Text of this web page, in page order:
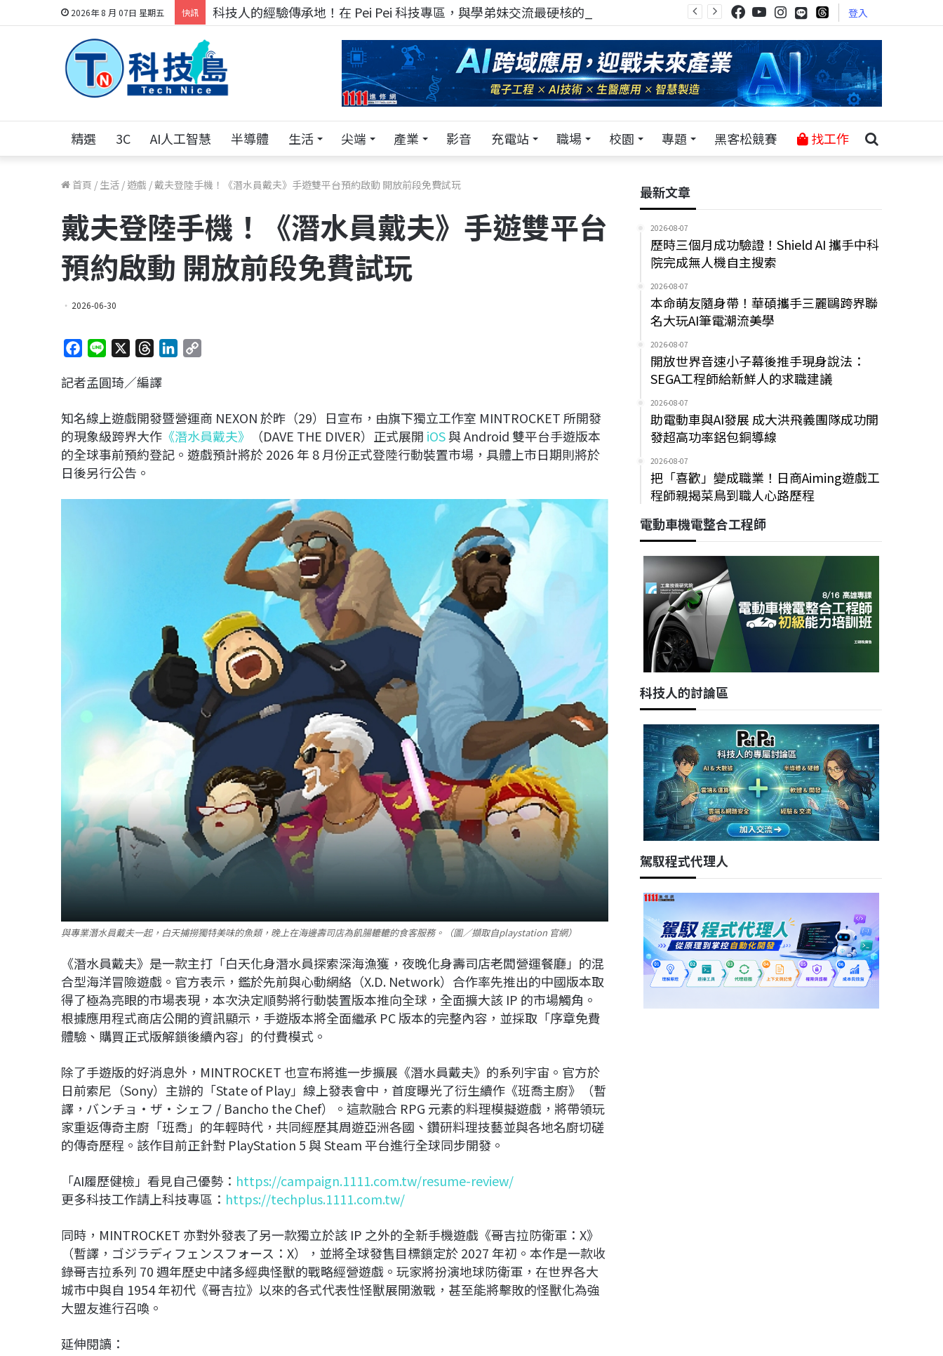
2026年 8 月 07日 星期五 快訊 科技人的經驗傳承地！在 Pei Pei 科技專區，與學弟妹交流最硬核的技術 登入
精選 3C AI人工智慧 半導體 生活 尖端 產業 影音 充電站 職場 校園 專題 黑客松競賽 找工作
首頁 / 生活 / 遊戲 /戴夫登陸手機！《潛水員戴夫》手遊雙平台預約啟動 開放前段免費試玩
戴夫登陸手機！《潛水員戴夫》手遊雙平台
預約啟動 開放前段免費試玩
2026-06-30
c
b
o
o
k
n
r
a
d
s
e
d
I
L
i
n
記者孟圓琦／編譯
知名線上遊戲開發暨營運商 NEXON 於昨（29）日宣布，由旗下獨立工作室 MINTROCKET 所開發
的現象級跨界大作 《潛水員戴夫》 （DAVE THE DIVER）正式展開 iOS與 Android 雙平台手遊版本
的全球事前預約登記。遊戲預計將於 2026 年 8 月份正式登陸行動裝置市場，具體上市日期則將於
日後另行公告。
與專業潛水員戴夫一起，白天捕撈獨特美味的魚類，晚上在海邊壽司店為飢腸轆轆的食客服務。（圖／擷取自playstation 官網）
《潛水員戴夫》是一款主打「白天化身潛水員探索深海漁獲，夜晚化身壽司店老闆營運餐廳」的混
合型海洋冒險遊戲。官方表示，鑑於先前與心動網絡（X.D. Network）合作率先推出的中國版本取
得了極為亮眼的市場表現，本次決定順勢將行動裝置版本推向全球，全面擴大該 IP 的市場觸角。
根據應用程式商店公開的資訊顯示，手遊版本將全面繼承 PC 版本的完整內容，並採取「序章免費
體驗、購買正式版解鎖後續內容」的付費模式。
除了手遊版的好消息外，MINTROCKET 也宣布將進一步擴展《潛水員戴夫》的系列宇宙。官方於
日前索尼（Sony）主辦的「State of Play」線上發表會中，首度曝光了衍生續作《班喬主廚》（暫
譯，バンチョ・ザ・シェフ / Bancho the Chef）。這款融合 RPG 元素的料理模擬遊戲，將帶領玩
家重返傳奇主廚「班喬」的年輕時代，共同經歷其周遊亞洲各國、鑽研料理技藝並與各地名廚切磋
的傳奇歷程。該作目前正針對 PlayStation 5 與 Steam 平台進行全球同步開發。
「AI履歷健檢」看見自己優勢： https://campaign.1111.com.tw/resume-review/
更多科技工作請上科技專區： https://techplus.1111.com.tw/
同時，MINTROCKET 亦對外發表了另一款獨立於該 IP 之外的全新手機遊戲《哥吉拉防衛軍：X》
（暫譯，ゴジラディフェンスフォース：X），並將全球發售目標鎖定於 2027 年初。本作是一款收
錄哥吉拉系列 70 週年歷史中諸多經典怪獸的戰略經營遊戲。玩家將扮演地球防衛軍，在世界各大
城市中與自 1954 年初代《哥吉拉》以來的各式代表性怪獸展開激戰，甚至能將擊敗的怪獸化為強
大盟友進行召喚。
延伸閱讀：
最新文章
2026-08-07
歷時三個月成功驗證！Shield AI 攜手中科
院完成無人機自主搜索
2026-08-07
本命萌友隨身帶！華碩攜手三麗鷗跨界聯
名大玩AI筆電潮流美學
2026-08-07
開放世界音速小子幕後推手現身說法：
SEGA工程師給新鮮人的求職建議
2026-08-07
助電動車與AI發展 成大洪飛義團隊成功開
發超高功率鋁包銅導線
2026-08-07
把「喜歡」變成職業！日商Aiming遊戲工
程師親揭菜鳥到職人心路歷程
電動車機電整合工程師
科技人的討論區
駕馭程式代理人